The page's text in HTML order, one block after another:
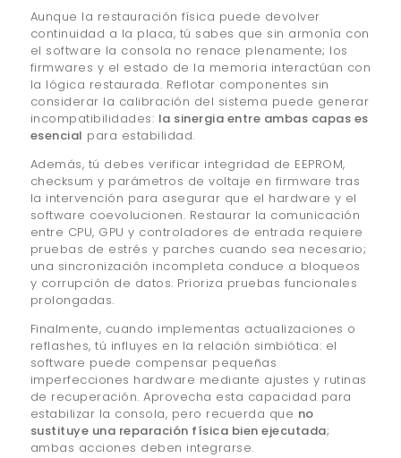
Aunque la restauración física puede devolver
continuidad a la placa, tú sabes que sin armonía con
el software la consola no renace plenamente; los
firmwares y el estado de la memoria interactúan con
la lógica restaurada. Reflotar componentes sin
considerar la calibración del sistema puede generar
incompatibilidades: la sinergia entre ambas capas es
esencial para estabilidad.
Además, tú debes verificar integridad de EEPROM,
checksum y parámetros de voltaje en firmware tras
la intervención para asegurar que el hardware y el
software coevolucionen. Restaurar la comunicación
entre CPU, GPU y controladores de entrada requiere
pruebas de estrés y parches cuando sea necesario;
una sincronización incompleta conduce a bloqueos
y corrupción de datos. Prioriza pruebas funcionales
prolongadas.
Finalmente, cuando implementas actualizaciones o
reflashes, tú influyes en la relación simbiótica: el
software puede compensar pequeñas
imperfecciones hardware mediante ajustes y rutinas
de recuperación. Aprovecha esta capacidad para
estabilizar la consola, pero recuerda que no
sustituye una reparación física bien ejecutada;
ambas acciones deben integrarse.